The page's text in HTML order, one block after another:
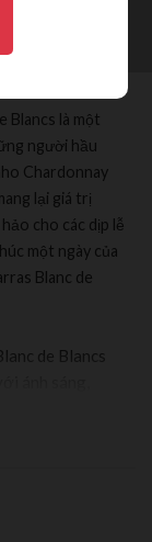
Blancs là một
người hầu
Chardonnay
lại giá trị
cho các dịp lễ
một ngày của
Blanc de
de Blancs
thời những
ngay lập tức